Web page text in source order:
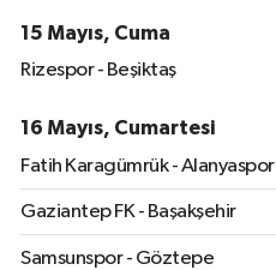
15 Mayıs, Cuma
Rizespor - Beşiktaş
16 Mayıs, Cumartesi
Fatih Karagümrük - Alanyaspor
Gaziantep FK - Başakşehir
Samsunspor - Göztepe